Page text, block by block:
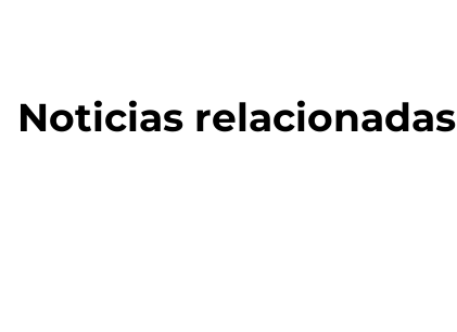
Noticias relacionadas